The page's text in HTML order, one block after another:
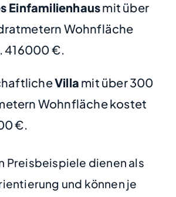
Einfamilienhausmit über
Wohnfläche
416000 €.
Villa mit über 300
Wohnfläche kostet
€.
Preisbeispiele dienen als
und können je